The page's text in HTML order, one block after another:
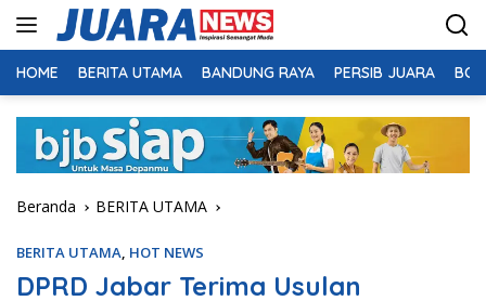
HOME BERITA UTAMA BANDUNG RAYA PERSIB JUARA
Beranda BERITA UTAMA
BERITA UTAMA, HOT NEWS
DPRD Jabar Terima Usulan